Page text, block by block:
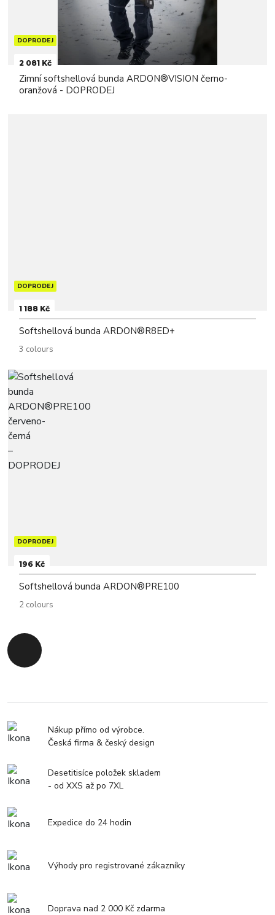
DOPRODEJ
2 081 Kč
Zimní softshellová bunda ARDON®VISION černo-
oranžová - DOPRODEJ
DOPRODEJ
1 188 Kč
Softshellová bunda ARDON®R8ED+
3 colours
DOPRODEJ
196 Kč
Softshellová bunda ARDON®PRE100
2 colours
Zpět na začátek
Nákup přímo od výrobce.
Česká firma & český design
Desetitisíce položek skladem
- od XXS až po 7XL
Expedice do 24 hodin
Výhody pro registrované zákazníky
Doprava nad 2 000 Kč zdarma